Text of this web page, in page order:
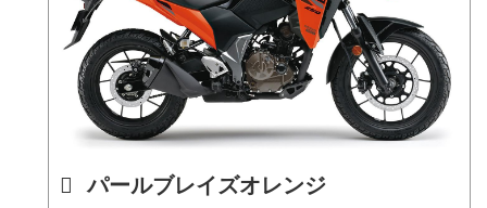
パールブレイズオレンジ